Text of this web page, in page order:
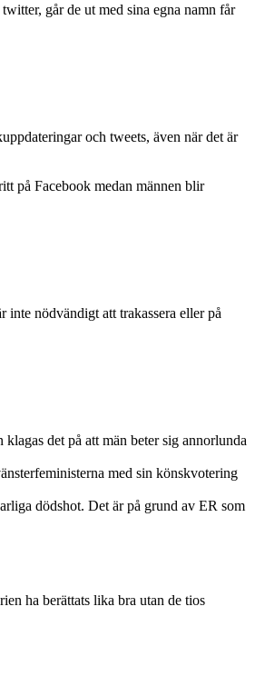
går de ut med sina egna namn får
och tweets, även när det är
på Facebook medan männen blir
inte nödvändigt att trakassera eller på
det på att män beter sig annorlunda
med sin könskvotering
dödshot. Det är på grund av ER som
ha berättats lika bra utan de tios